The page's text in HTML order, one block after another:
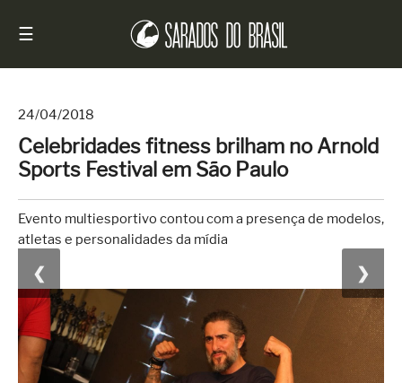
☰
Início
Notícias
Sarados
do
Brasil
Entrevistas
Antes
e
Depois
24/04/2018
Celebridades fitness brilham no Arnold
Sports Festival em São Paulo
Evento multiesportivo contou com a presença de modelos,
atletas e personalidades da mídia
❮ ❯